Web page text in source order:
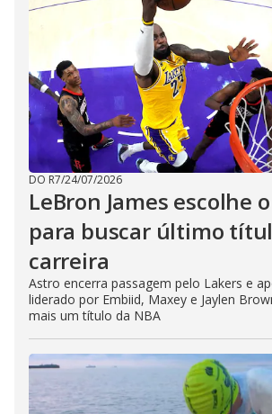
DO R7/24/07/2026
LeBron James escolhe
para buscar último
carreira
Astro encerra passagem pelo Lakers e
liderado por Embiid, Maxey e Jaylen
mais um título da NBA